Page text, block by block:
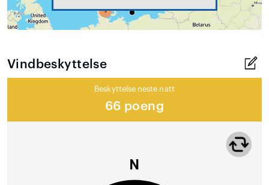
Vindbeskyttelse
Beskyttelse neste natt
66 poeng
N